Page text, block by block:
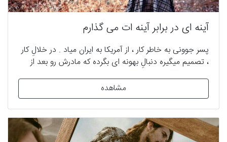
آینه ای در برابر آینه ات می گذارم
پسر جوونی به خاطر کار ، از آمریکا به ایران میاد . در خلالِ کار
، تصمیم میگیره دنبالِ بهونه ای بگرده که مادرش رو بعد از
هم مربوط میشه به گذشته ی مادرش و هم عاشق شدنِ
خودش … پایان خوش
مشاهده